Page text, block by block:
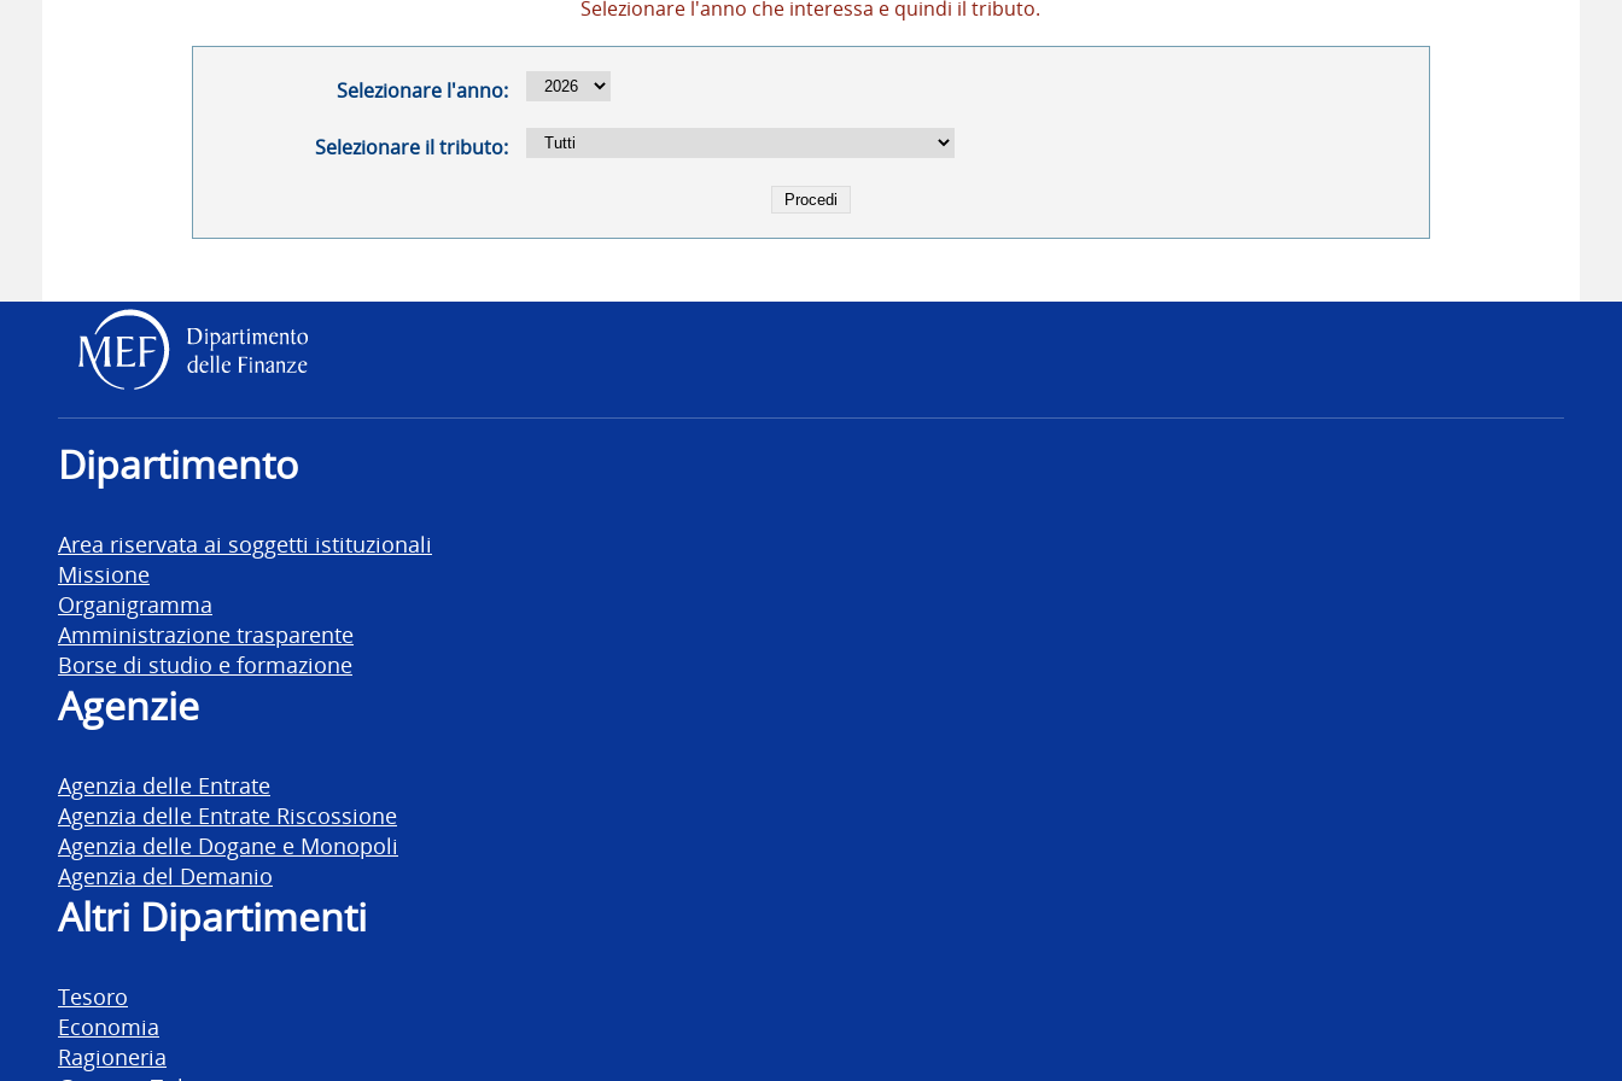
Selezionare l'anno che interessa e quindi il tributo.
Selezionare l'anno:
Selezionare il tributo:
Dipartimento delle Finanze
Dipartimento
Area riservata ai soggetti istituzionali
Missione
Organigramma
Amministrazione trasparente
Borse di studio e formazione
Agenzie
Agenzia delle Entrate
Agenzia delle Entrate Riscossione
Agenzia delle Dogane e Monopoli
Agenzia del Demanio
Altri Dipartimenti
Tesoro
Economia
Ragioneria